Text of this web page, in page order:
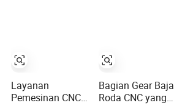
Sensor Encoder
Pemesinan
Putaran CNC
Pemesinan Frais
Layanan
Pemesinan CNC
Peralatan
Pertanian
Bagian Gear Baja
Roda CNC yang